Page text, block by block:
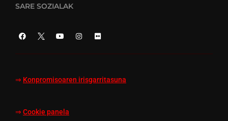
SARE SOZIALAK
⇒ Konpromisoaren irisgarritasuna
⇒ Cookie panela